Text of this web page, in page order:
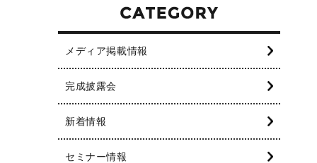
メディア掲載情報
完成披露会
新着情報
セミナー情報